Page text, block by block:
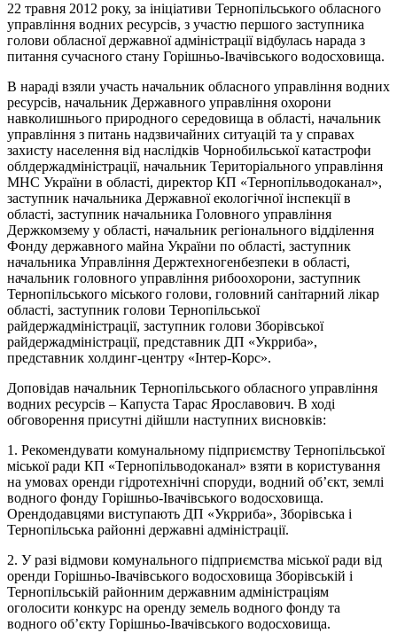
22 травня 2012 року, за ініціативи Тернопільського обласного
управління водних ресурсів, з участю першого заступника
голови обласної державної адміністрації відбулась нарада з
питання сучасного стану Горішньо-Івачівського водосховища.
В нараді взяли участь начальник обласного управління водних
ресурсів, начальник Державного управління охорони
навколишнього природного середовища в області, начальник
управління з питань надзвичайних ситуацій та у справах
захисту населення від наслідків Чорнобильської катастрофи
облдержадміністрації, начальник Територіального управління
МНС України в області, директор КП «Тернопільводоканал»,
заступник начальника Державної екологічної інспекції в
області, заступник начальника Головного управління
Держкомзему у області, начальник регіонального відділення
Фонду державного майна України по області, заступник
начальника Управління Держтехногенбезпеки в області,
начальник головного управління рибоохорони, заступник
Тернопільського міського голови, головний санітарний лікар
області, заступник голови Тернопільської
райдержадміністрації, заступник голови Зборівської
райдержадміністрації, представник ДП «Укрриба»,
представник холдинг-центру «Інтер-Корс».
Доповідав начальник Тернопільського обласного управління
водних ресурсів – Капуста Тарас Ярославович. В ході
обговорення присутні дійшли наступних висновків:
1. Рекомендувати комунальному підприємству Тернопільської
міської ради КП «Тернопільводоканал» взяти в користування
на умовах оренди гідротехнічні споруди, водний об’єкт, землі
водного фонду Горішньо-Івачівського водосховища.
Орендодавцями виступають ДП «Укрриба», Зборівська і
Тернопільська районні державні адміністрації.
2. У разі відмови комунального підприємства міської ради від
оренди Горішньо-Івачівського водосховища Зборівській і
Тернопільській районним державним адміністраціям
оголосити конкурс на оренду земель водного фонду та
водного об’єкту Горішньо-Івачівського водосховища.